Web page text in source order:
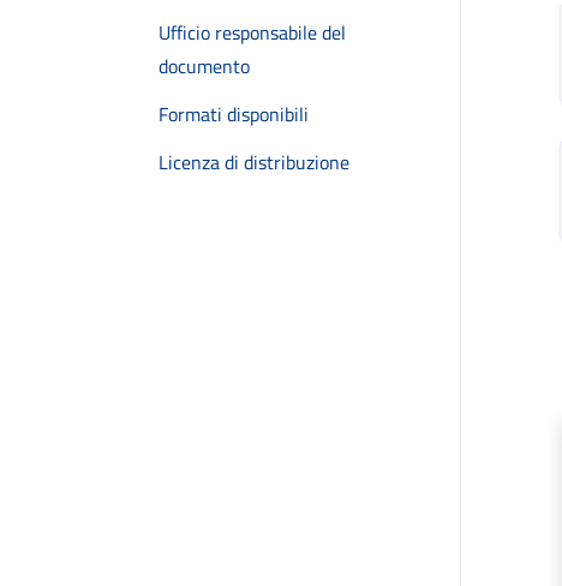
Ufficio responsabile del
documento
Formati disponibili
Licenza di distribuzione